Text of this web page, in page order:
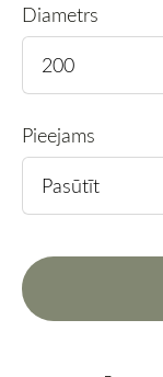
Diametrs
Pieejams